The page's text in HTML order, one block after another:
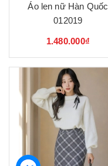
Áo len nữ Hàn Quốc
012019
1.480.000₫